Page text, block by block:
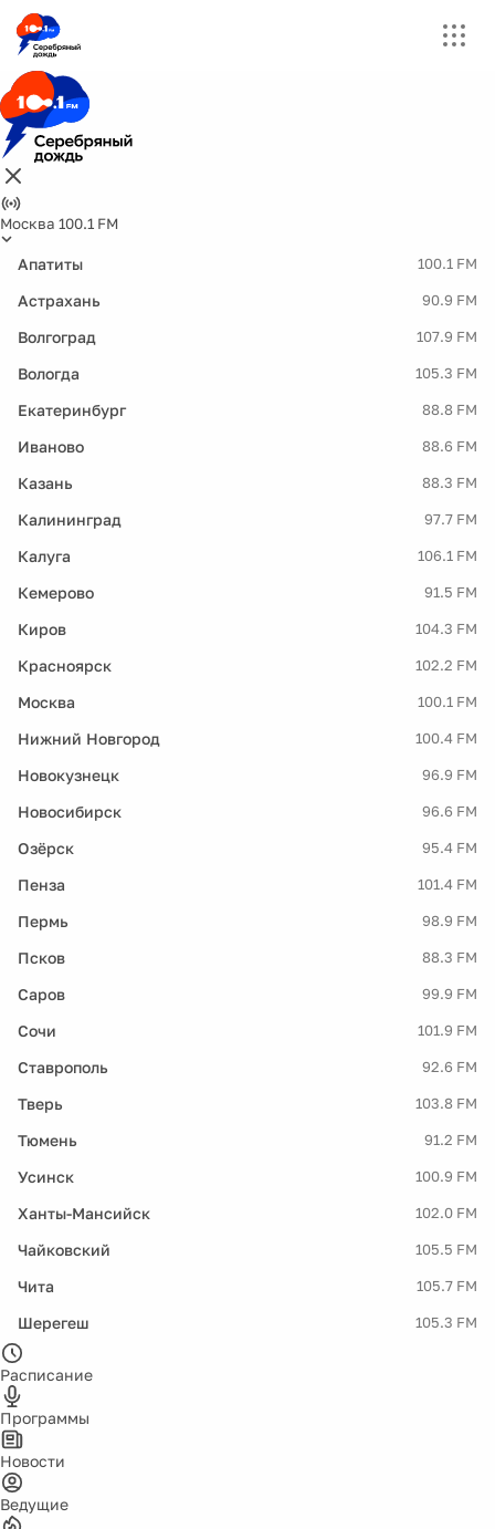
Москва 100.1 FM
Апатиты 100.1 FM
Астрахань 90.9 FM
Волгоград 107.9 FM
Вологда 105.3 FM
Екатеринбург 88.8 FM
Иваново 88.6 FM
Казань 88.3 FM
Калининград 97.7 FM
Калуга 106.1 FM
Кемерово 91.5 FM
Киров 104.3 FM
Красноярск 102.2 FM
Москва 100.1 FM
Нижний Новгород 100.4 FM
Новокузнецк 96.9 FM
Новосибирск 96.6 FM
Озёрск 95.4 FM
Пенза 101.4 FM
Пермь 98.9 FM
Псков 88.3 FM
Саров 99.9 FM
Сочи 101.9 FM
Ставрополь 92.6 FM
Тверь 103.8 FM
Тюмень 91.2 FM
Усинск 100.9 FM
Ханты-Мансийск 102.0 FM
Чайковский 105.5 FM
Чита 105.7 FM
Шерегеш 105.3 FM
Расписание
Программы
Новости
Ведущие